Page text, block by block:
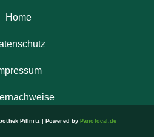
Home
Pillnitz | Powered by Panolocal.de